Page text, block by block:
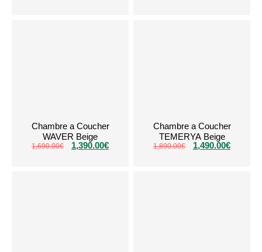
Chambre a Coucher
WAVER Beige
1,690.00€ 1,390.00€
Chambre a Coucher
TEMERYA Beige
1,890.00€ 1,490.00€